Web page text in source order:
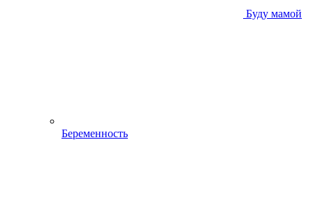
Буду мамой
Беременность